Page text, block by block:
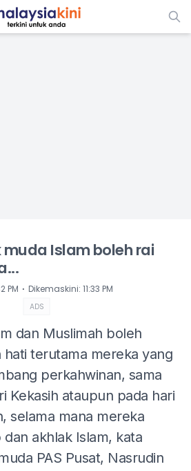
ADS
muda Islam boleh rai
PM ⋅ Dikemaskini: 11:33 PM
ADS
dan Muslimah boleh
hati terutama mereka yang
perkahwinan, sama
Kekasih ataupun pada hari
selama mana mereka
akhlak Islam, kata
PAS Pusat, Nasrudin